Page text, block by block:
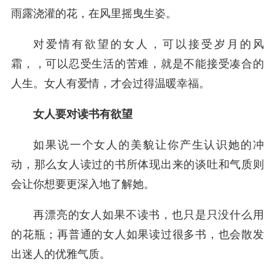
雨露浇灌的花，在风里摇曳生姿。
对爱情有欲望的女人，可以接受岁月的风
霜，，可以忍受生活的苦难，就是不能接受凑合的
人生。女人有爱情，才会过得温暖幸福。
女人要对读书有欲望
如果说一个女人的美貌让你产生认识她的冲
动，那么女人读过的书所体现出来的谈吐和气质则
会让你想要更深入地了解她。
再漂亮的女人如果不读书，也只是只没什么用
的花瓶；再普通的女人如果读过很多书，也会散发
出迷人的优雅气质。